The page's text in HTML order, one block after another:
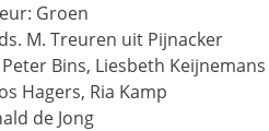
Groen
ds. M. Treuren uit Pijnacker
Peter Bins, Liesbeth Keijnemans
Hagers, Ria Kamp
de Jong